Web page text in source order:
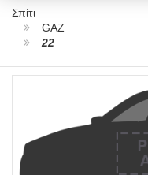
Σπίτι
GAZ
22